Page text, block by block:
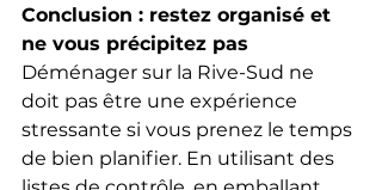
Conclusion : restez organisé et
ne vous précipitez pas
Déménager sur la Rive-Sud ne
doit pas être une expérience
stressante si vous prenez le temps
de bien planifier. En utilisant des